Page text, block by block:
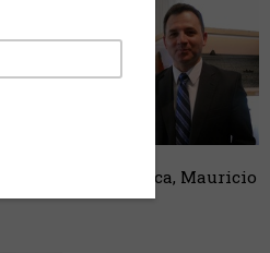
Bicocca, Mauricio